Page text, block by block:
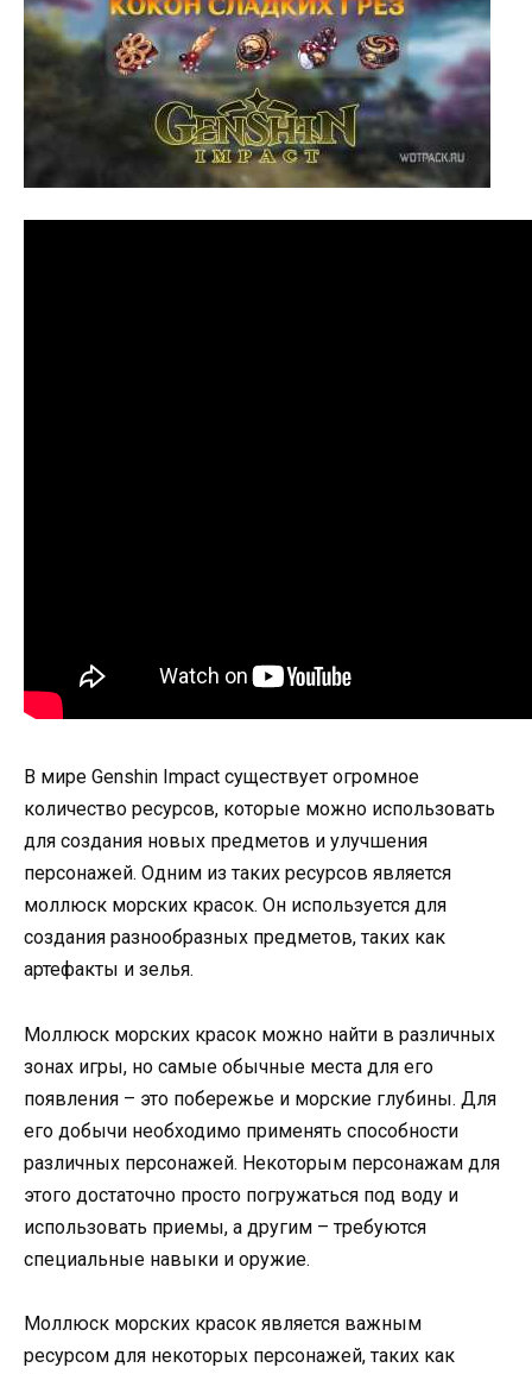
В мире Genshin Impact существует огромное
количество ресурсов, которые можно использовать
для создания новых предметов и улучшения
персонажей. Одним из таких ресурсов является
моллюск морских красок. Он используется для
создания разнообразных предметов, таких как
артефакты и зелья.
Моллюск морских красок можно найти в различных
зонах игры, но самые обычные места для его
появления – это побережье и морские глубины. Для
его добычи необходимо применять способности
различных персонажей. Некоторым персонажам для
этого достаточно просто погружаться под воду и
использовать приемы, а другим – требуются
специальные навыки и оружие.
Моллюск морских красок является важным
ресурсом для некоторых персонажей, таких как